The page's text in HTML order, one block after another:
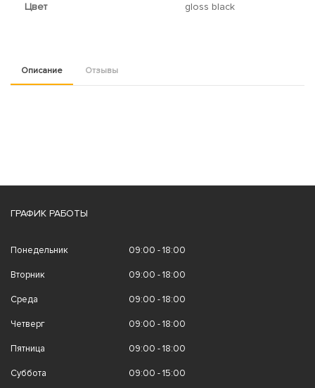
Цвет gloss black
Описание Отзывы
ГРАФИК РАБОТЫ
Понедельник 09:00 - 18:00
Вторник 09:00 - 18:00
Среда 09:00 - 18:00
Четверг 09:00 - 18:00
Пятница 09:00 - 18:00
Суббота 09:00 - 15:00